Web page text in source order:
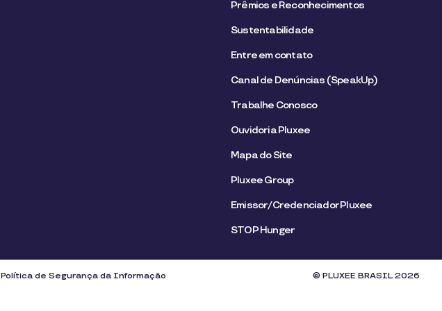
Prêmios e Reconhecimentos
Sustentabilidade
Entre em contato
Canal de Denúncias (SpeakUp)
Trabalhe Conosco
Ouvidoria Pluxee
Mapa do Site
Pluxee Group
Emissor/Credenciador Pluxee
STOP Hunger
Política de Segurança da Informação © PLUXEE BRASIL 2026